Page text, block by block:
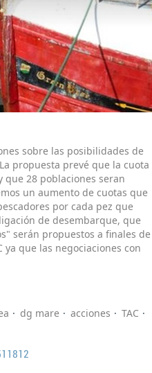
sobre las posibilidades de
propuesta prevé que la cuota
que 28 poblaciones seran
un aumento de cuotas que
por cada pez que
de desembarque, que
serán propuestos a finales de
ya que las negociaciones con
dg mare acciones
TAC